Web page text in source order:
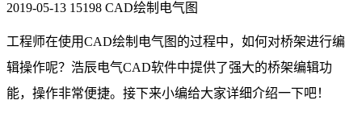
2019-05-13 15198 CAD绘制电气图
工程师在使用CAD绘制电气图的过程中，如何对桥架进行编
辑操作呢？浩辰电气CAD软件中提供了强大的桥架编辑功
能， 操作非常便捷。接下来小编给大家详细介绍一下吧！